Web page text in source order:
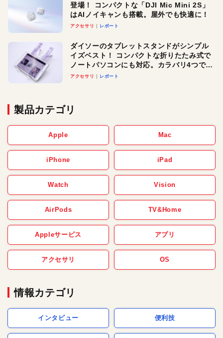
登場！ コンパクトな「DJI Mic Mini 2S」
はAIノイキャンも搭載。屋外でも快適に！
アクセサリ レポート
ダイソーのタブレットスタンドがシンプル
イズベスト！ コンパクトな折りたたみ式で
ノートパソコンにも対応。カラバリ4つで選
べる楽しさも
アクセサリ レポート
製品カテゴリ
Apple Mac
iPhone iPad
Watch Vision
AirPods TV&Home
Appleサービス アプリ
アクセサリ OS
情報カテゴリ
インタビュー 便利技